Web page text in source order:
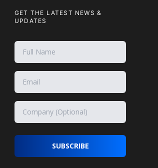
GET THE LATEST NEWS &
UPDATES
SUBSCRIBE